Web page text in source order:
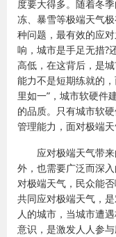
度要大得多。随着冬
冻、暴雪等极端天气
种问题，最有效的应
响，城市是手足无措?
高低，在这背后，是
能力不是短期练就的
里如一”，城市软硬件
的品质。只有城市软
管理能力，面对极端
应对极端天气带
外，也需要广泛而深
对极端天气，民众能
共同应对极端天气，
人的城市，当城市遭
意识，是激发人人参